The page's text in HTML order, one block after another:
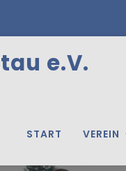
e.V.
START VEREIN